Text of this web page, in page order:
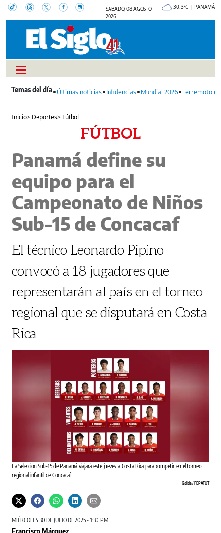
SÁBADO, 08 AGOSTO
2026
30.3°C | PANAMÁ
Últimas noticias Infidencias Mundial 2026 Terremoto
Inicio> Deportes> Fútbol
FÚTBOL
Panamá define su
equipo para el
Campeonato de Niños
Sub-15 de Concacaf
El técnico Leonardo Pipino
convocó a 18 jugadores que
representarán al país en el torneo
regional que se disputará en Costa
Rica
La Selección Sub-15 de Panamá viajará este jueves a Costa Rica para competir en el torneo
regional infantil de Concacaf.
Cedida / FEPAFUT
MIÉRCOLES 30 DE JULIO DE 2025 - 1:30 PM
Francisco Márquez